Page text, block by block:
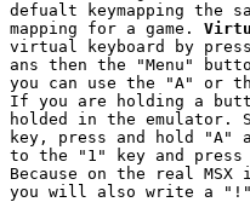
defualt keymapping the
mapping for a game.
virtual keyboard by
ans then the "Menu"
you can use the "A" or
If you are holding a
holded in the
key, press and hold "A"
to the "1" key and
Because on the real
you will also write a "!"